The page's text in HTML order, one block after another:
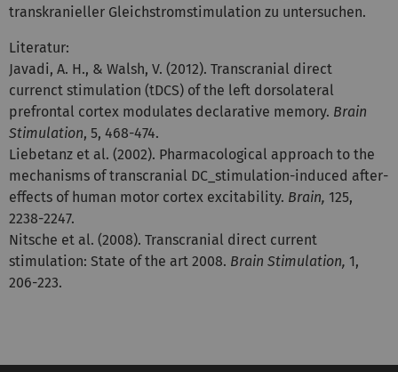
transkranieller Gleichstromstimulation zu untersuchen.
Literatur:
Javadi, A. H., & Walsh, V. (2012). Transcranial direct
currenct stimulation (tDCS) of the left dorsolateral
prefrontal cortex modulates declarative memory. Brain
Stimulation, 5, 468-474.
Liebetanz et al. (2002). Pharmacological approach to the
mechanisms of transcranial DC_stimulation-induced after-
effects of human motor cortex excitability. Brain, 125,
2238-2247.
Nitsche et al. (2008). Transcranial direct current
stimulation: State of the art 2008. Brain Stimulation, 1,
206-223.